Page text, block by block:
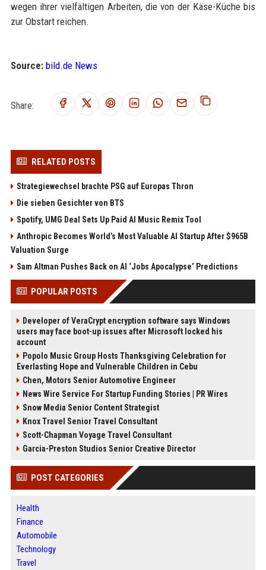
wegen ihrer vielfältigen Arbeiten, die von der Käse-Küche bis
zur Obstart reichen.
Source: bild.de News
Share:
RELATED POSTS
Strategiewechsel brachte PSG auf Europas Thron
Die sieben Gesichter von BTS
Spotify, UMG Deal Sets Up Paid AI Music Remix Tool
Anthropic Becomes World’s Most Valuable AI Startup After $965B
Valuation Surge
Sam Altman Pushes Back on AI ‘Jobs Apocalypse’ Predictions
POPULAR POSTS
Developer of VeraCrypt encryption software says Windows
users may face boot-up issues after Microsoft locked his
account
Popolo Music Group Hosts Thanksgiving Celebration for
Everlasting Hope and Vulnerable Children in Cebu
Chen, Motors Senior Automotive Engineer
News Wire Service For Startup Funding Stories | PR Wires
Snow Media Senior Content Strategist
Knox Travel Senior Travel Consultant
Scott-Chapman Voyage Travel Consultant
Garcia-Preston Studios Senior Creative Director
POST CATEGORIES
Health
Finance
Automobile
Technology
Travel